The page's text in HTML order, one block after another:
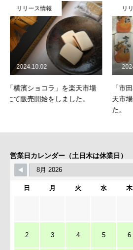
市場
。
リリース情報
「市田柿４個 2袋セット」を楽
天市場にて販売開始をしまし
2024.09.25
営業日カレンダー（土日木は休業日）
日 月 火 水 木
2 3 4 5 6